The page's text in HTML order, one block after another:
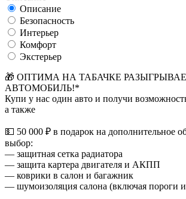
Описание
Безопасность
Интерьер
Комфорт
Экстерьер
🎁 ОПТИМА НА ТАБАЧКЕ
АВТОМОБИЛЬ!*
Купи у нас один авто и получи
а также
💵 50 000 ₽ в подарок на дополнительное
выбор:
— защитная сетка радиатора
— защита картера двигателя и АКПП
— коврики в салон и багажник
— шумоизоляция салона (включая пороги